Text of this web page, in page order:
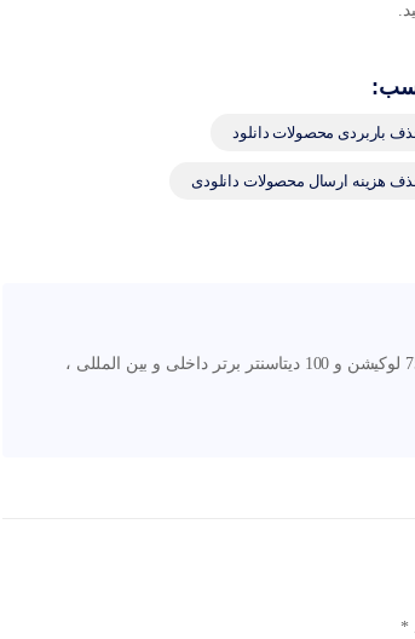
باربردی محصولات دانلود
هزینه ارسال محصولات دانلودی
نگارنوین اولین و بزرگترین مرجع ارائه دهنده سرویس های ابری از 75 لوکیشن و 100 دیتاسنتر برتر داخلی و بین المللی ،
*